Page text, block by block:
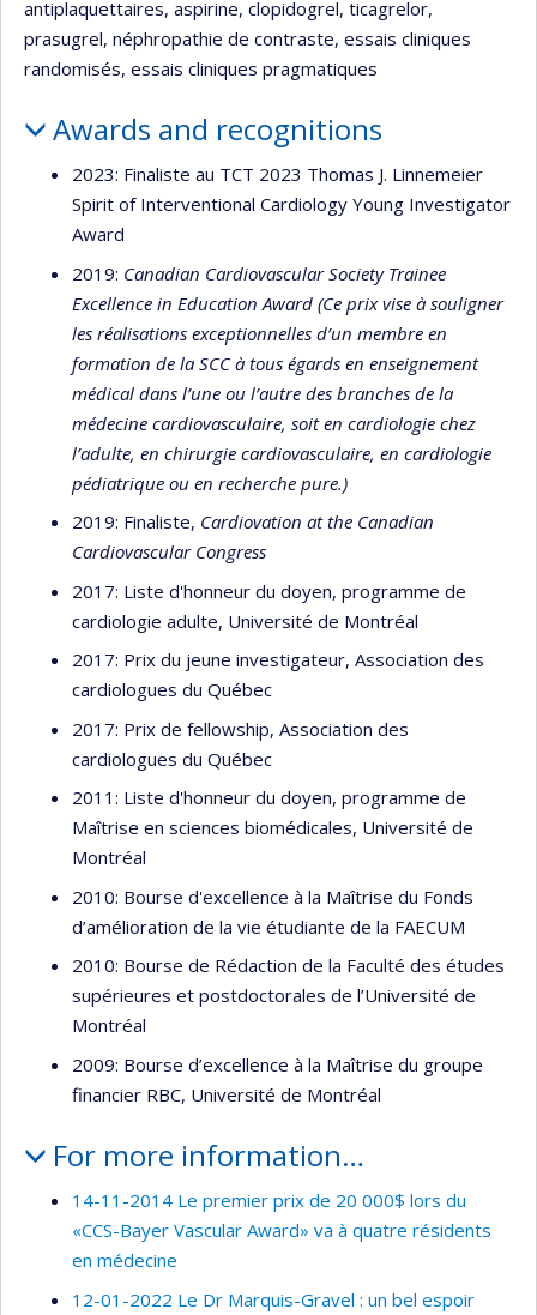
antiplaquettaires, aspirine, clopidogrel, ticagrelor,
prasugrel, néphropathie de contraste, essais cliniques
randomisés, essais cliniques pragmatiques
Awards and recognitions
2023: Finaliste au TCT 2023 Thomas J. Linnemeier
Spirit of Interventional Cardiology Young Investigator
Award
2019: Canadian Cardiovascular Society Trainee
Excellence in Education Award (Ce prix vise à souligner
les réalisations exceptionnelles d’un membre en
formation de la SCC à tous égards en enseignement
médical dans l’une ou l’autre des branches de la
médecine cardiovasculaire, soit en cardiologie chez
l’adulte, en chirurgie cardiovasculaire, en cardiologie
pédiatrique ou en recherche pure.)
2019: Finaliste, Cardiovation at the Canadian
Cardiovascular Congress
2017: Liste d'honneur du doyen, programme de
cardiologie adulte, Université de Montréal
2017: Prix du jeune investigateur, Association des
cardiologues du Québec
2017: Prix de fellowship, Association des
cardiologues du Québec
2011: Liste d'honneur du doyen, programme de
Maîtrise en sciences biomédicales, Université de
Montréal
2010: Bourse d'excellence à la Maîtrise du Fonds
d’amélioration de la vie étudiante de la FAECUM
2010: Bourse de Rédaction de la Faculté des études
supérieures et postdoctorales de l’Université de
Montréal
2009: Bourse d’excellence à la Maîtrise du groupe
financier RBC, Université de Montréal
For more information…
14-11-2014 Le premier prix de 20 000$ lors du
«CCS-Bayer Vascular Award» va à quatre résidents
en médecine
12-01-2022 Le Dr Marquis-Gravel : un bel espoir